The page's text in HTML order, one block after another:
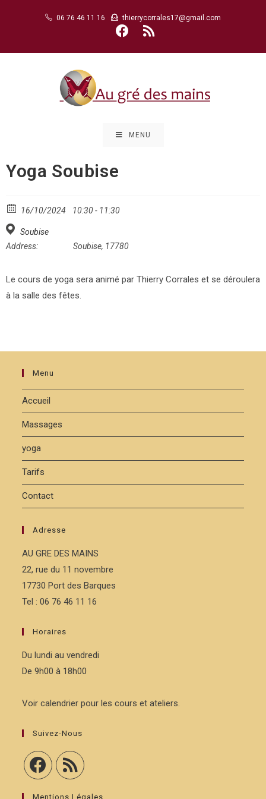
06 76 46 11 16 thierrycorrales17@gmail.com
MENU
Yoga Soubise
16/10/2024 10:30 - 11:30
Soubise
Address:
Soubise, 17780
Le cours de yoga sera animé par Thierry Corrales et se déroulera
à la salle des fêtes.
Menu
Accueil
Massages
yoga
Tarifs
Contact
Adresse
AU GRE DES MAINS
22, rue du 11 novembre
17730 Port des Barques
Tel : 06 76 46 11 16
Horaires
Du lundi au vendredi
De 9h00 à 18h00
Voir calendrier pour les cours et ateliers.
Suivez-Nous
Mentions Légales